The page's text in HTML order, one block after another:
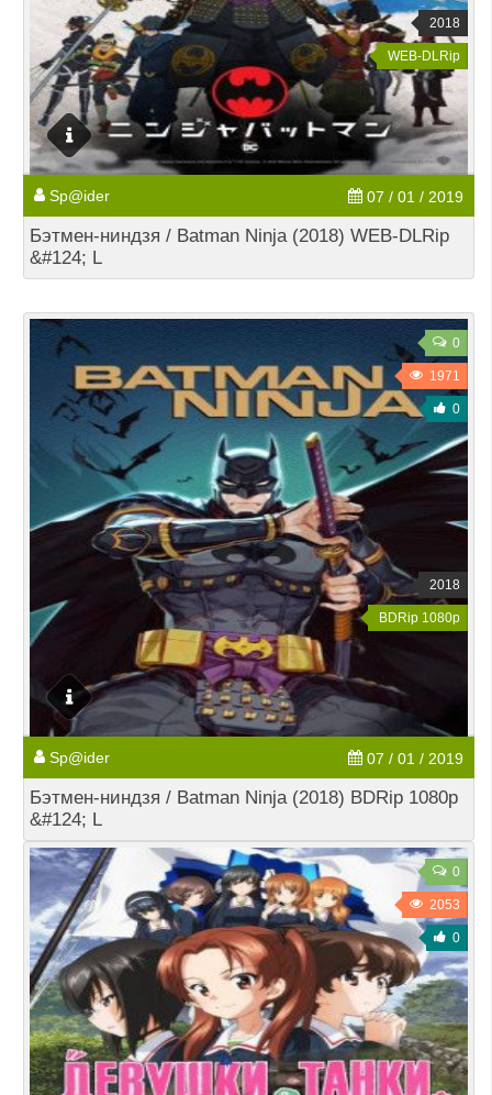
2018
WEB-DLRip
Sp@ider 07 / 01 / 2019
Бэтмен-ниндзя / Batman Ninja (2018) WEB-DLRip
&#124; L
0
1971
0
2018
BDRip 1080p
Sp@ider 07 / 01 / 2019
Бэтмен-ниндзя / Batman Ninja (2018) BDRip 1080p
&#124; L
0
2053
0